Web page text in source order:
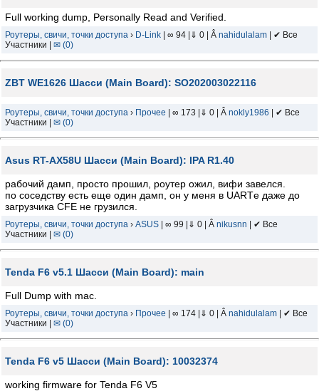
Full working dump, Personally Read and Verified.
Роутеры, свичи, точки доступа › D-Link | ∞ 94 |⇓ 0 | Â nahidulalam | ✔ Все
Участники | ✉ (0)
ZBT WE1626 Шасси (Main Board): SO202003022116
Роутеры, свичи, точки доступа › Прочее | ∞ 173 |⇓ 0 | Â nokly1986 | ✔ Все
Участники | ✉ (0)
Asus RT-AX58U Шасси (Main Board): IPA R1.40
рабочий дамп, просто прошил, роутер ожил, вифи завелся.
по соседству есть еще один дамп, он у меня в UARTе даже до
загрузчика CFE не грузился.
Роутеры, свичи, точки доступа › ASUS | ∞ 99 |⇓ 0 | Â nikusnn | ✔ Все
Участники | ✉ (0)
Tenda F6 v5.1 Шасси (Main Board): main
Full Dump with mac.
Роутеры, свичи, точки доступа › Прочее | ∞ 174 |⇓ 0 | Â nahidulalam | ✔ Все
Участники | ✉ (0)
Tenda F6 v5 Шасси (Main Board): 10032374
working firmware for Tenda F6 V5